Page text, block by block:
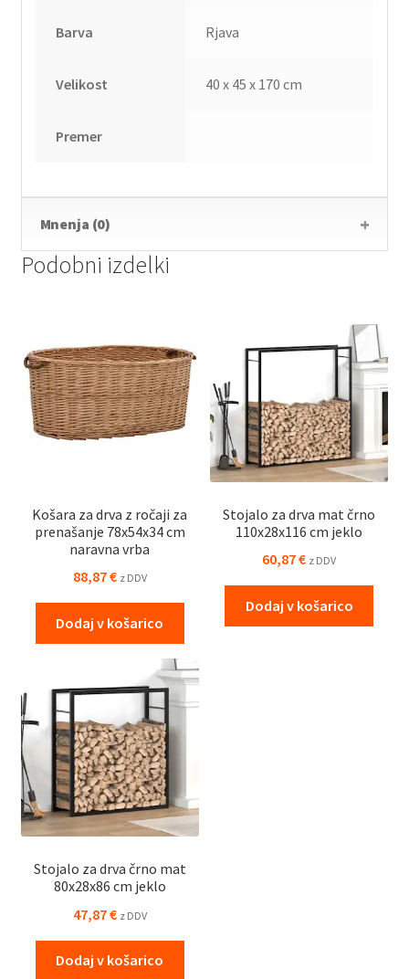
Barva Rjava
Velikost 40 x 45 x 170 cm
Premer
Mnenja (0)
Podobni izdelki
Košara za drva z ročaji za
prenašanje 78x54x34 cm
naravna vrba
88,87€ z DDV
Dodaj v košarico
Stojalo za drva mat črno
110x28x116 cm jeklo
60,87€ z DDV
Dodaj v košarico
Stojalo za drva črno mat
80x28x86 cm jeklo
47,87€ z DDV
Dodaj v košarico